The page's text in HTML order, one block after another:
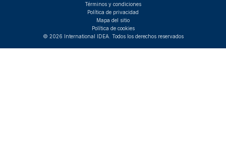
© 2026 International IDEA. Todos los derechos reservados
Términos y condiciones
Política de privacidad
Mapa del sitio
Política de cookies